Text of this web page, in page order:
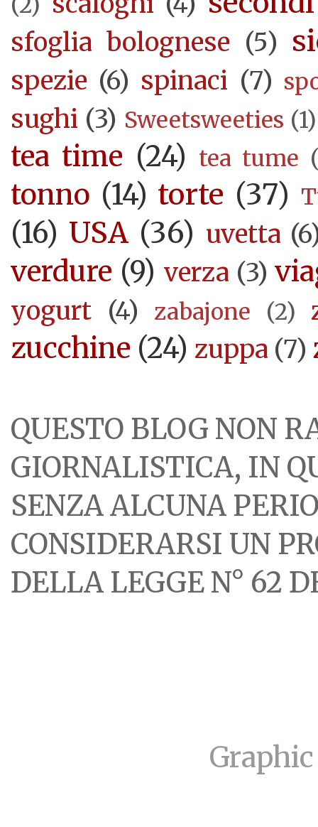
sfoglia bolognese (5)
spezie (6) spinaci (7)
sughi (3) Sweetsweeties (1)
tea time (24) tea tume
tonno (14) torte (37)
(16) USA (36) uvetta
verdure (9) verza (3)
yogurt (4) zabajone (2)
zucchine (24) zuppa (7)
QUESTO BLOG NON
GIORNALISTICA, IN
SENZA ALCUNA
CONSIDERARSI UN
DELLA LEGGE N° 62